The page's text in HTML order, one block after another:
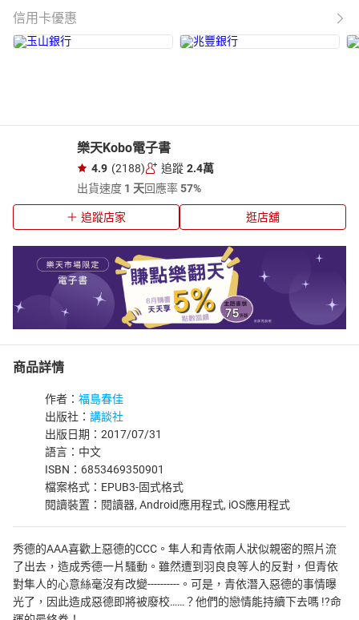
信用卡優惠
樂天Kobo電子書
4.9 (2188) 追蹤 2.4萬
出貨速度 1 天回應率57%
追蹤店家 逛店舖
商品詳情
作者： 福島春佳
出版社： 講談社
出版日期：2017/07/31
語言：中文
ISBN：6853469350901
檔案格式：EPUB3-固式格式
閱讀裝置：閱讀器, Android應用程式, iOS應用程式
秀德的AAA喜歡上惡德的CCC。隼人和青依兩人狀似親密的照片流
了出去，造成秀德一片騷動。雖然遭到羽良良等人的反對，但青依
對隼人的心意絲毫沒有改變----------。可是，青依潛入惡德的事情曝
光了，因此造成惡德即將被廢校……？他們的戀情能持續下去嗎 !?命